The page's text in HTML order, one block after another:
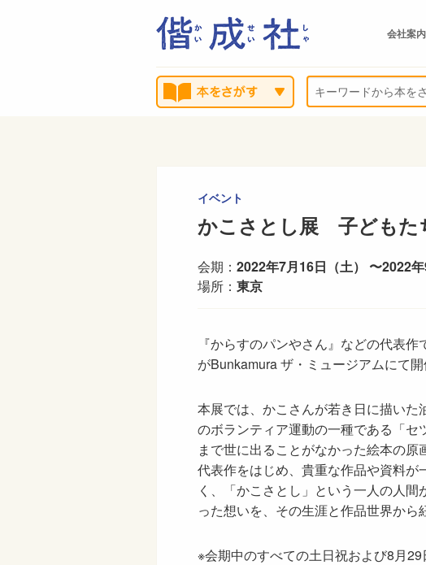
会社案内
イベント
かこさとし展 子どもた
会期： 2022年7月16日（土） 〜2022年
場所： 東京
『からすのパンやさん』などの代表
がBunkamura ザ・ミュージアムにて開
本展では、かこさんが若き日に描い
のボランティア運動の一種である「
まで世に出ることがなかった絵本の
代表作をはじめ、貴重な作品や資料
く、「かこさとし」という一人の人
った想いを、その生涯と作品世界から
※会期中のすべての土日祝および8月